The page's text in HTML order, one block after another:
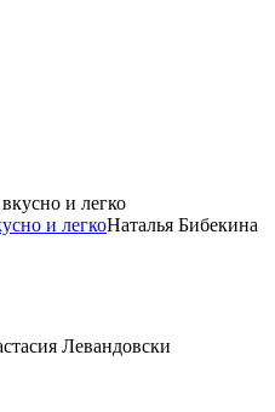
и легкоНаталья Бибекина
Левандовски